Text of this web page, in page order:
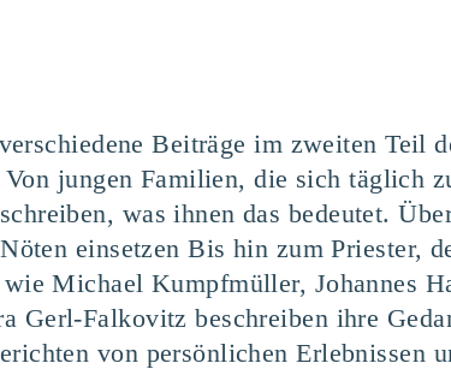
Bei­trä­ge im zwei­ten Teil
jun­gen Fami­li­en, die sich täg­lich
was ihnen das bedeu­tet.
ein­set­zen Bis hin zum Pries­ter,
Micha­el Kumpf­mül­ler, Johan­nes
Gerl-Fal­ko­vitz beschrei­ben ihre
von per­sön­li­chen Erleb­nis­sen